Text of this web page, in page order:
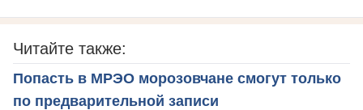
Читайте также:
Попасть в МРЭО морозовчане смогут только
по предварительной записи